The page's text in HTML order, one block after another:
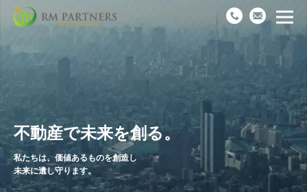
News
Business
不動産で未来を創る。
私たちは、価値あるものを創造し
未来に遺し守ります。